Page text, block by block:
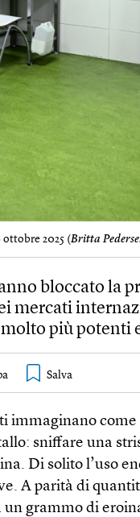
2025 (Britta
bloccato la
mercati
più potenti
immaginano
sniffare una
Di solito l’uso
A parità di
grammo di